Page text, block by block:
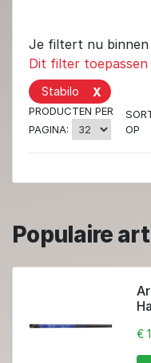
Je filtert nu binnen
Dit filter
X
Stabilo
PRODUCTEN PER
PAGINA:
OP
Populaire
€